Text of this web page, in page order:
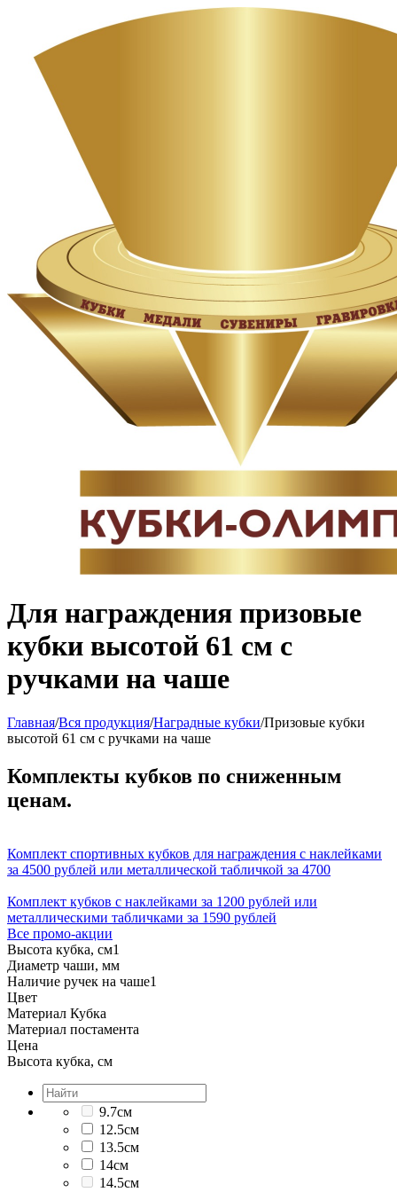
Для награждения призовые
кубки высотой 61 см с
ручками на чаше
Главная/Вся продукция/Наградные кубки/Призовые кубки
высотой 61 см с ручками на чаше
Комплекты кубков по сниженным
ценам.
Комплект спортивных кубков для награждения с наклейками
за 4500 рублей или металлической табличкой за 4700
Комплект кубков с наклейками за 1200 рублей или
металлическими табличками за 1590 рублей
Все промо-акции
Высота кубка, см1
Диаметр чаши, мм
Наличие ручек на чаше1
Цвет
Материал Кубка
Материал постамента
Цена
Высота кубка, см
9.7см
12.5см
13.5см
14см
14.5см